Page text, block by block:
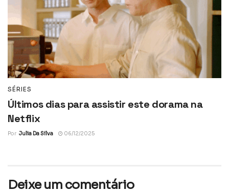
SÉRIES
Últimos dias para assistir este dorama na
Netflix
Por Julia Da Silva 06/12/2025
Deixe um comentário